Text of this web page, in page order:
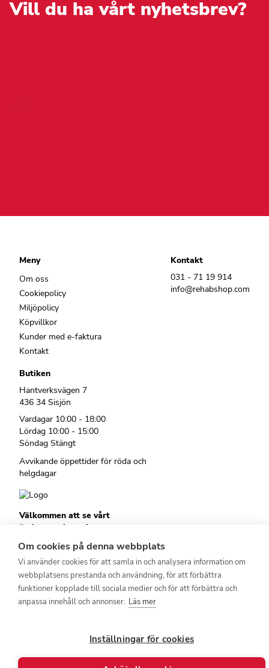
Om cookies på denna webbplats
Vi använder cookies för att samla in och analysera information om
webbplatsens prestanda och användning, för att förbättra
funktioner kopplade till sociala medier och för att förbättra och
anpassa innehåll och annonser. Läs mer
Inställningar för cookies
Vill du ha vårt nyhetsbrev?
Meny
Om oss
Cookiepolicy
Miljöpolicy
Köpvillkor
Kunder med e-faktura
Kontakt
Kontakt
031 - 71 19 914
info@rehabshop.com
Butiken
Hantverksvägen 7
436 34 Sisjön
Vardagar 10:00 - 18:00
Lördag 10:00 - 15:00
Söndag Stängt
Avvikande öppettider för röda och
helgdagar
Välkommen att se vårt
övriga sortiment!
Royalrest
Heatknife
Bauerfeind
Stimulite